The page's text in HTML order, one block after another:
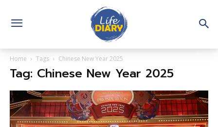
Home Tags Chinese New Year 2025
Tag: Chinese New Year 2025